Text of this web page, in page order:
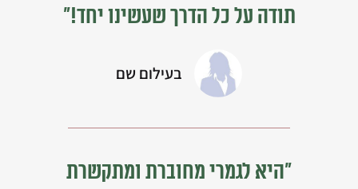
תודה על כל הדרך שעשינו יחד!”
בעילום שם
"היא לגמרי מחוברת ומתקשרת